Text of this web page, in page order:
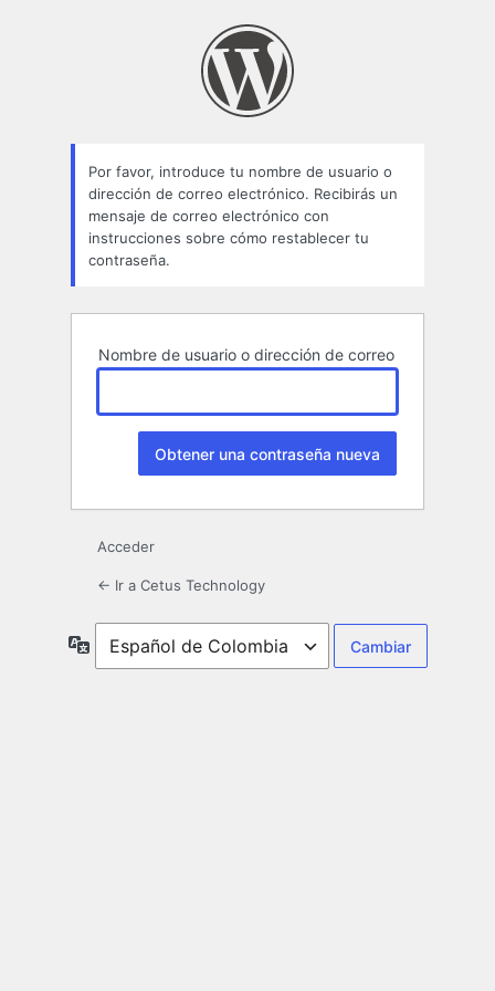
Por favor, introduce tu nombre de usuario o
dirección de correo electrónico. Recibirás un
mensaje de correo electrónico con
instrucciones sobre cómo restablecer tu
contraseña.
Nombre de usuario o dirección de correo
Acceder
← Ir a Cetus Technology
Idioma